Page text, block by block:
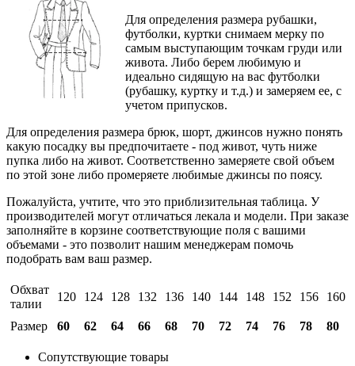
Для определения размера рубашки,
футболки, куртки снимаем мерку по
самым выступающим точкам груди или
живота. Либо берем любимую и
идеально сидящую на вас футболки
(рубашку, куртку и т.д.) и замеряем ее, с
учетом припусков.
Для определения размера брюк, шорт, джинсов нужно понять
какую посадку вы предпочитаете - под живот, чуть ниже
пупка либо на живот. Соответственно замеряете свой объем
по этой зоне либо промеряете любимые джинсы по поясу.
Пожалуйста, учтите, что это приблизительная таблица. У
производителей могут отличаться лекала и модели. При заказе
заполняйте в корзине соответствующие поля с вашими
объемами - это позволит нашим менеджерам помочь
подобрать вам ваш размер.
Обхват
талии
120 124 128 132 136 140 144 148 152 156 160
Размер 60 62 64 66 68 70 72 74 76 78 80
Сопутствующие товары